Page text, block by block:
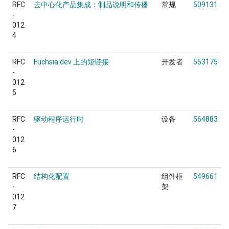
RFC
-
012
4
去中心化产品集成：制品说明和传播 常规 509131
RFC
-
012
5
Fuchsia.dev 上的短链接 开发者 553175
RFC
-
012
6
驱动程序运行时 设备 564883
RFC
-
012
7
结构化配置
组件框
架
549661